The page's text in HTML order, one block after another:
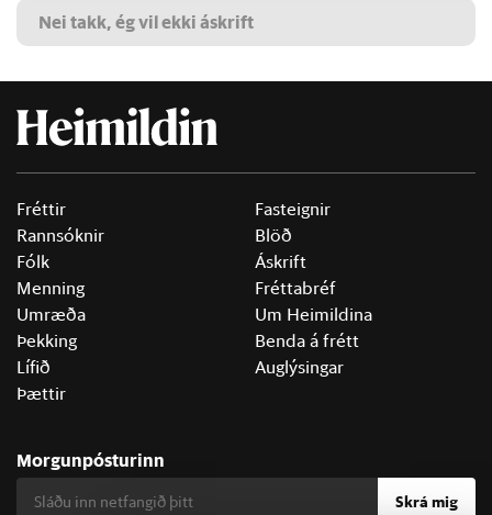
Nei takk, ég vil ekki áskrift
Fréttir
Rannsóknir
Fólk
Menning
Umræða
Þekking
Lífið
Þættir
Fasteignir
Blöð
Áskrift
Fréttabréf
Um Heimildina
Benda á frétt
Auglýsingar
Morgunpósturinn
Skrá mig